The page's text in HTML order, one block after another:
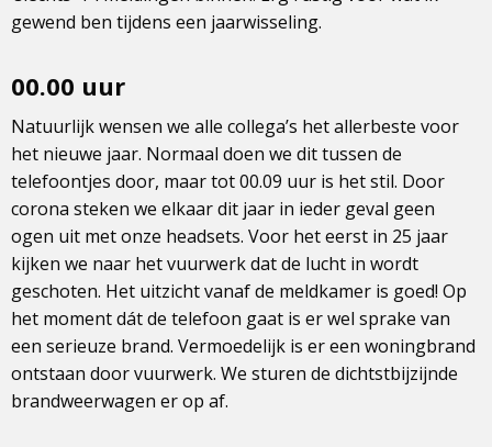
gewend ben tijdens een jaarwisseling.
00.00 uur
Natuurlijk wensen we alle collega’s het allerbeste voor
het nieuwe jaar. Normaal doen we dit tussen de
telefoontjes door, maar tot 00.09 uur is het stil. Door
corona steken we elkaar dit jaar in ieder geval geen
ogen uit met onze headsets. Voor het eerst in 25 jaar
kijken we naar het vuurwerk dat de lucht in wordt
geschoten. Het uitzicht vanaf de meldkamer is goed! Op
het moment dát de telefoon gaat is er wel sprake van
een serieuze brand. Vermoedelijk is er een woningbrand
ontstaan door vuurwerk. We sturen de dichtstbijzijnde
brandweerwagen er op af.